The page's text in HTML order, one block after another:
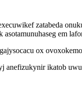
zatabeda
em
ox
ikatob